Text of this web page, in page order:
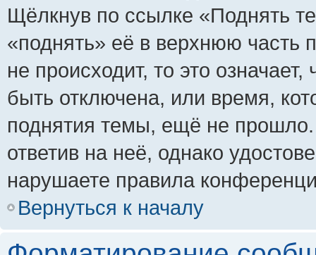
Щёлкнув по ссылке «Поднять
«поднять» её в верхнюю часть
не происходит, то это
быть отключена, или время,
поднятия темы, ещё не
ответив на неё, однако
нарушаете правила
Вернуться к началу